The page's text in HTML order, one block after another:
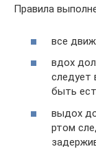
Правила
все
вдох
следует
быть
выдох
ртом